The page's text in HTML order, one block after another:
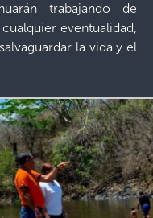
trabajando de
eventualidad,
la vida y el